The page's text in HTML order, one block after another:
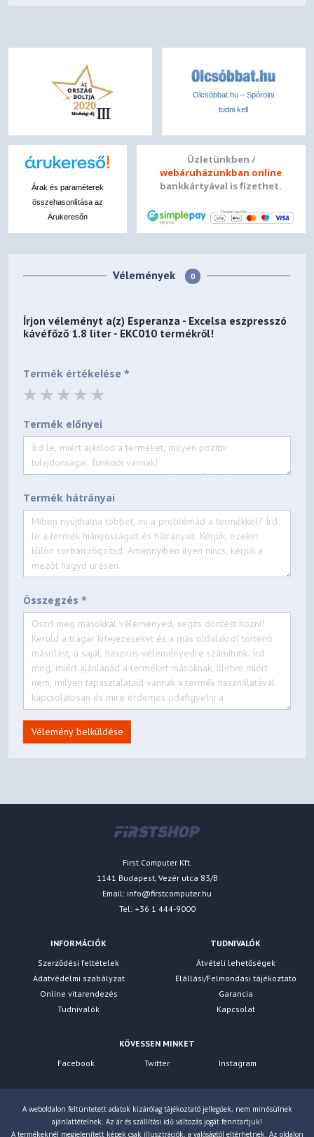
Olcsóbbat.hu – Spórolni
tudni kell
Árak és paraméterek
összehasonlítása az
Árukeresőn
Üzletünkben /
webáruházunkban online
bankkártyával is fizethet.
Vélemények 0
Írjon véleményt a(z) Esperanza - Excelsa eszpresszó
kávéfőző 1.8 liter - EKC010 termékről!
Termék értékelése *
Termék előnyei
Termék hátrányai
Összegzés *
Vélemény belküldése
First Computer Kft.
1141 Budapest, Vezér utca 83/B
Email: info@firstcomputer.hu
Tel: +36 1 444-9000
INFORMÁCIÓK
Szerződési feltételek
Adatvédelmi szabályzat
Online vitarendezés
Tudnivalók
TUDNIVALÓK
Átvételi lehetőségek
Elállási/Felmondási tájékoztató
Garancia
Kapcsolat
KÖVESSEN MINKET
Facebook
Twitter Instagram
A weboldalon feltüntetett adatok kizárólag tájékoztató jellegűek, nem minősülnek
ajánlattételnek. Az ár és szállítási idő változás jogát fenntartjuk!
A termékeknél megjelenített képek csak illusztrációk, a valóságtól eltérhetnek. Az oldalon